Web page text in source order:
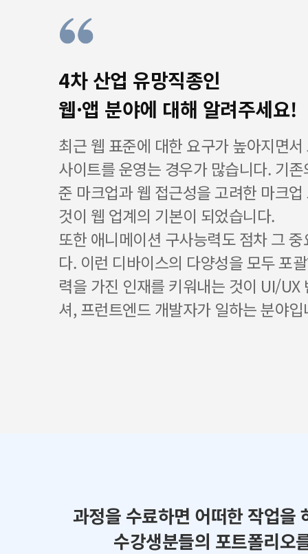
4차 산업 유망직종인
웹·앱 분야에 대해 알려주세요!
최근 웹 표준에 대한 요구가 높아지면
사이트를 운영는 경우가 많습니다. 기
준 마크업과 웹 접근성을 고려한 마크
것이 웹 업계의 기본이 되었습니다.
또한 애니메이션 구사능력도 점차 그
다. 이런 디바이스의 다양성을 모두 포
력을 가진 인재를 키워내는 것이 UI/UX
셔, 프런트엔드 개발자가 일하는 분야입
과정을 수료하면 어떠한 작업을
수강생분들의 포트폴리오